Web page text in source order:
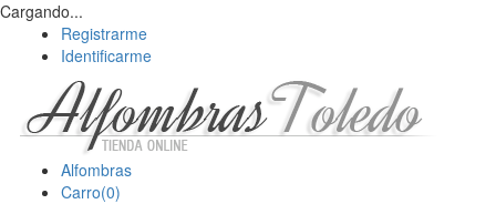
Cargando...
Registrarme
Identificarme
Alfombras
Carro(0)